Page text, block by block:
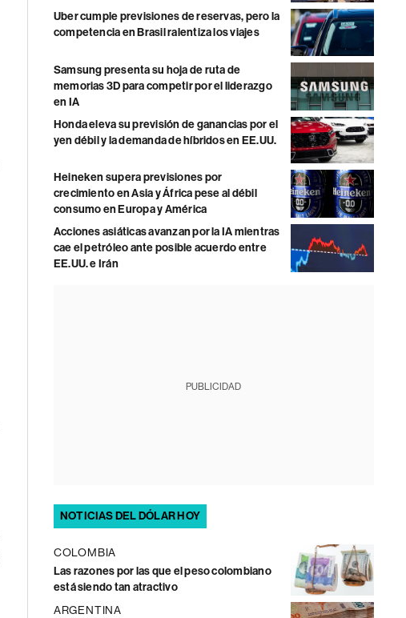
Uber cumple previsiones de reservas, pero la
competencia en Brasil ralentiza los viajes
Samsung presenta su hoja de ruta de
memorias 3D para competir por el liderazgo
en IA
Honda eleva su previsión de ganancias por el
yen débil y la demanda de híbridos en EE.UU.
Heineken supera previsiones por
crecimiento en Asia y África pese al débil
consumo en Europa y América
Acciones asiáticas avanzan por la IA mientras
cae el petróleo ante posible acuerdo entre
EE.UU. e Irán
PUBLICIDAD
NOTICIAS DEL DÓLAR HOY
COLOMBIA
Las razones por las que el peso colombiano
está siendo tan atractivo
ARGENTINA